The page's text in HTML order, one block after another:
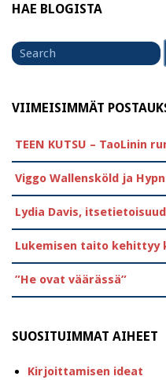
HAE BLOGISTA
for
VIIMEISIMMÄT
TEEN KUTSU – TaoLinin
Viggo Wallensköld ja
Lydia Davis,
Lukemisen taito kehittyy
”He ovat väärässä”
SUOSITUIMMAT AIHEET
Kirjoittamisen ideat